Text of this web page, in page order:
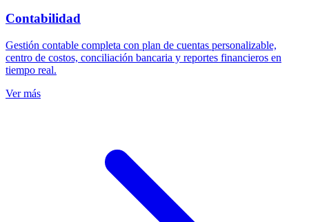
Contabilidad
Gestión contable completa con plan de cuentas personalizable,
centro de costos, conciliación bancaria y reportes financieros en
tiempo real.
Ver más